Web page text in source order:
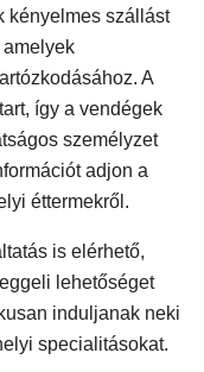
kényelmes szállást
amelyek
A
így a vendégek
személyzet
adjon a
éttermekről.
is elérhető,
lehetőséget
induljanak neki
specialitásokat.